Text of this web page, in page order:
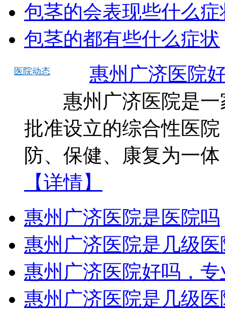
包茎的会表现些什么症
包茎的都有些什么症状
医院动态
惠州广济医院
惠州广济医院是一
批准设立的综合性医
防、保健、康复为一
【详情】
惠州广济医院是医院吗
惠州广济医院是几级医
惠州广济医院好吗，专
惠州广济医院是几级医